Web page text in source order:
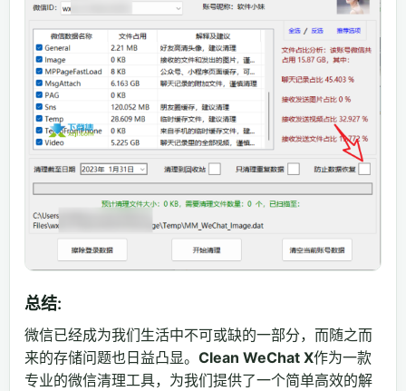
总结:
微信已经成为我们生活中不可或缺的一部分，而随之而
来的存储问题也日益凸显。 Clean WeChat X作为一款
专业的微信清理工具，为我们提供了一个简单高效的解